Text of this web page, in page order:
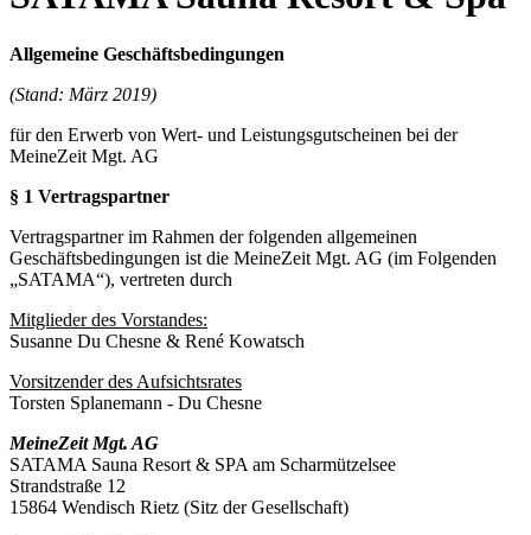
Allgemeine Geschäftsbedingungen
(Stand: März 2019)
für den Erwerb von Wert- und Leistungsgutscheinen bei der
MeineZeit Mgt. AG
§ 1 Vertragspartner
Vertragspartner im Rahmen der folgenden allgemeinen
Geschäftsbedingungen ist die MeineZeit Mgt. AG (im Folgenden
„SATAMA“), vertreten durch
Mitglieder des Vorstandes:
Susanne Du Chesne & René Kowatsch
Vorsitzender des Aufsichtsrates
Torsten Splanemann - Du Chesne
MeineZeit Mgt. AG
SATAMA Sauna Resort & SPA am Scharmützelsee
Strandstraße 12
15864 Wendisch Rietz (Sitz der Gesellschaft)